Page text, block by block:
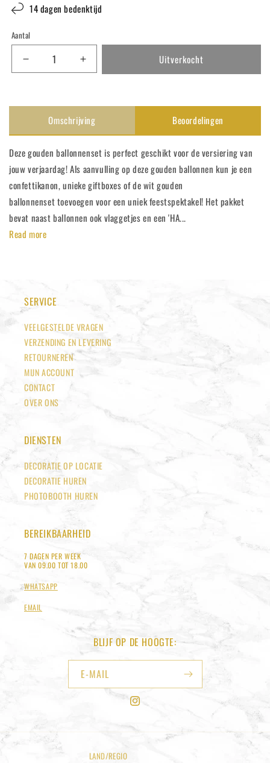
14 dagen bedenktijd
Aantal
Aantal
verlagen
versiering
(Goud
Aantal
verhogen
versiering
(Goud
Uitverkocht
Omschrijving Beoordelingen
Deze gouden ballonnenset is perfect geschikt voor de versiering van
jouw verjaardag! Als aanvulling op deze gouden ballonnen kun je een
confettikanon, unieke giftboxes of de wit gouden
ballonnenset toevoegen voor een uniek feestspektakel! Het pakket
bevat naast ballonnen ook vlaggetjes en een 'HA...
Read more
SERVICE
VEELGESTELDE VRAGEN
VERZENDING EN LEVERING
RETOURNEREN
MIJN ACCOUNT
CONTACT
OVER ONS
DIENSTEN
DECORATIE OP LOCATIE
DECORATIE HUREN
PHOTOBOOTH HUREN
BEREIKBAARHEID
7 DAGEN PER WEEK
VAN 09.00 TOT 18.00
WHATSAPP
EMAIL
BLIJF OP DE HOOGTE:
E‑MAIL
INSTAGRAM
LAND/REGIO